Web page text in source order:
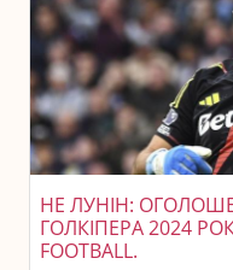
НЕ ЛУНІН:
ГОЛКІПЕРА 2024
FOOTBALL.